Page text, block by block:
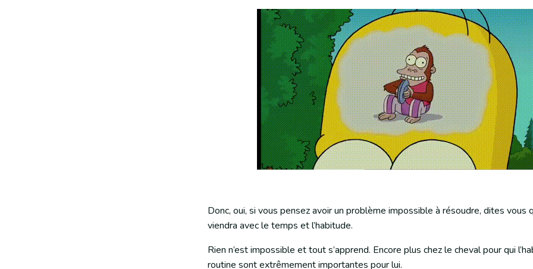
Donc, oui, si vous pensez avoir un problème impossible à résoudre, dites vous
viendra avec le temps et l’habitude.
Rien n’est impossible et tout s’apprend. Encore plus chez le cheval pour qui
routine sont extrêmement importantes pour lui.